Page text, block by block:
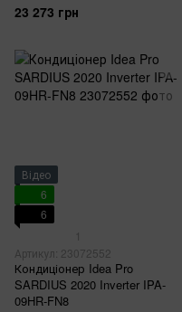
23 273 грн
Відео
6
6
1
Артикул: 23072552
Кондиціонер Idea Pro
SARDIUS 2020 Inverter IPA-
09HR-FN8